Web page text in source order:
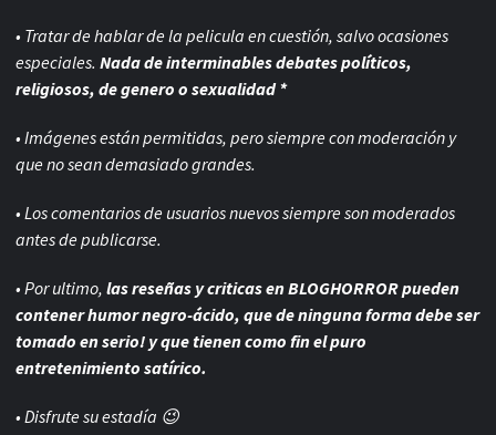
• Tratar de hablar de la pelicula en cuestión, salvo ocasiones
especiales. Nada de interminables debates políticos,
religiosos, de genero o sexualidad *
• Imágenes están permitidas, pero siempre conmoderación y
que no sean demasiado grandes.
• Los comentarios de usuarios nuevos siempre son moderados
antes de publicarse.
• Por ultimo, las reseñas y criticas en BLOGHORROR pueden
contener humor negro-ácido, que de ninguna forma debe ser
tomado en serio! y que tienen como fin el puro
entretenimiento satírico.
• Disfrute su estadía 😉